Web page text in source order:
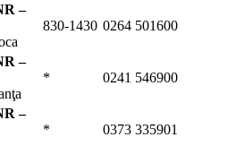
–
830-1430 0264 501600
–
* 0241 546900
–
* 0373 335901